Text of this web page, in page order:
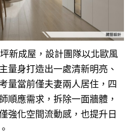
新成屋，設計團隊以北歐風
量身打造出一處清新明亮、
量當前僅夫妻兩人居住，四
順應需求，拆除一面牆體，
強化空間流動感，也提升日